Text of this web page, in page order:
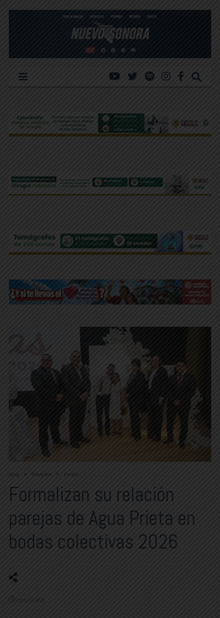
Home Principales Estatal
Formalizan su relación
parejas de Agua Prieta en
bodas colectivas 2026
marzo 28, 2026